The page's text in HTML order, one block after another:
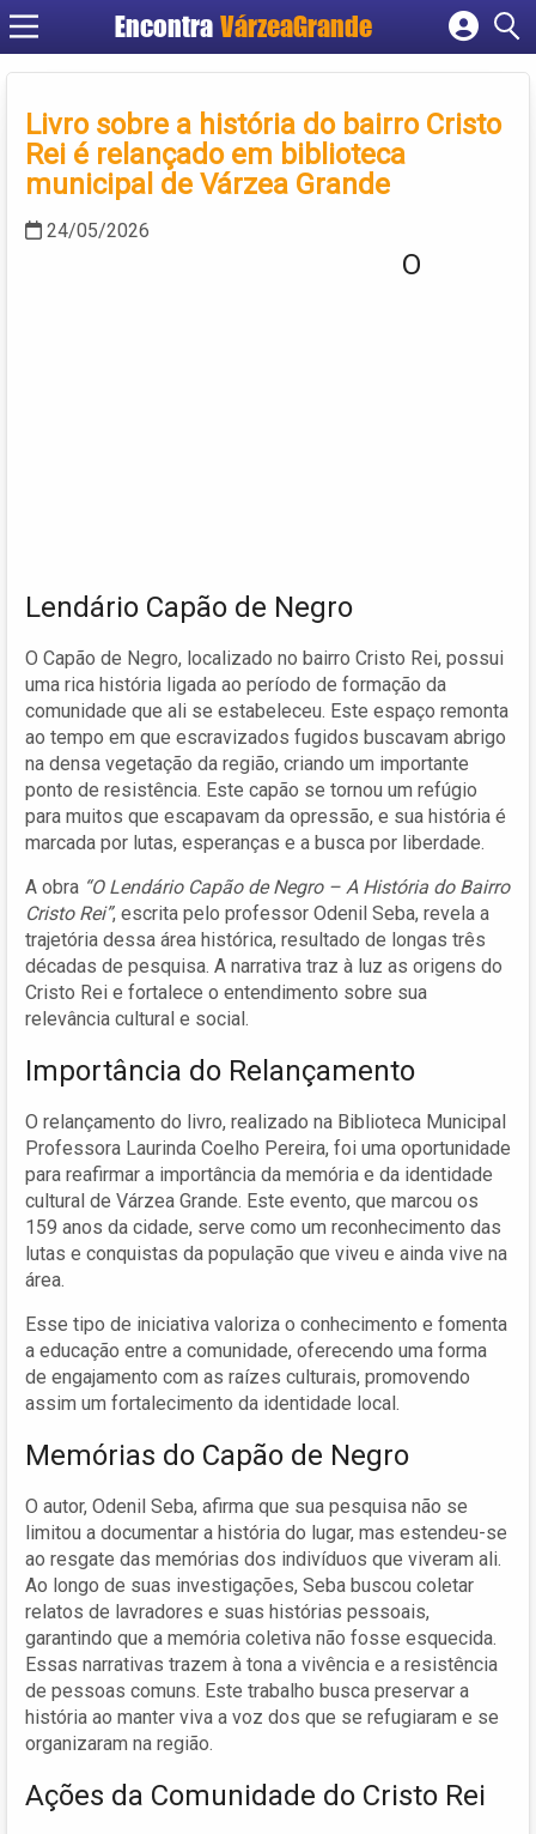
Encontra VárzeaGrande
Cadastrar empresa
Criar conta
Livro sobre a história do bairro Cristo
Rei é relançado em biblioteca
municipal de Várzea Grande
24/05/2026
O
Lendário Capão de Negro
O Capão de Negro, localizado no bairro Cristo Rei, possui
uma rica história ligada ao período de formação da
comunidade que ali se estabeleceu. Este espaço remonta
ao tempo em que escravizados fugidos buscavam abrigo
na densa vegetação da região, criando um importante
ponto de resistência. Este capão se tornou um refúgio
para muitos que escapavam da opressão, e sua história é
marcada por lutas, esperanças e a busca por liberdade.
A obra “O Lendário Capão de Negro – A História do Bairro
Cristo Rei”, escrita pelo professor Odenil Seba, revela a
trajetória dessa área histórica, resultado de longas três
décadas de pesquisa. A narrativa traz à luz as origens do
Cristo Rei e fortalece o entendimento sobre sua
relevância cultural e social.
Importância do Relançamento
O relançamento do livro, realizado na Biblioteca Municipal
Professora Laurinda Coelho Pereira, foi uma oportunidade
para reafirmar a importância da memória e da identidade
cultural de Várzea Grande. Este evento, que marcou os
159 anos da cidade, serve como um reconhecimento das
lutas e conquistas da população que viveu e ainda vive na
área.
Esse tipo de iniciativa valoriza o conhecimento e fomenta
a educação entre a comunidade, oferecendo uma forma
de engajamento com as raízes culturais, promovendo
assim um fortalecimento da identidade local.
Memórias do Capão de Negro
O autor, Odenil Seba, afirma que sua pesquisa não se
limitou a documentar a história do lugar, mas estendeu-se
ao resgate das memórias dos indivíduos que viveram ali.
Ao longo de suas investigações, Seba buscou coletar
relatos de lavradores e suas histórias pessoais,
garantindo que a memória coletiva não fosse esquecida.
Essas narrativas trazem à tona a vivência e a resistência
de pessoas comuns. Este trabalho busca preservar a
história ao manter viva a voz dos que se refugiaram e se
organizaram na região.
Ações da Comunidade do Cristo Rei